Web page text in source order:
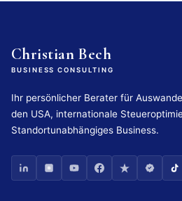
Christian Bech
BUSINESS CONSULTING
Ihr persönlicher Berater für
den USA, internationale
Standortunabhängiges Business.